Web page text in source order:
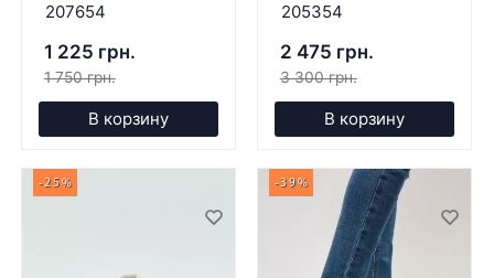
207654
1 225 грн.
1 750 грн.
В корзину
205354
2 475 грн.
3 300 грн.
В корзину
-25% -39%